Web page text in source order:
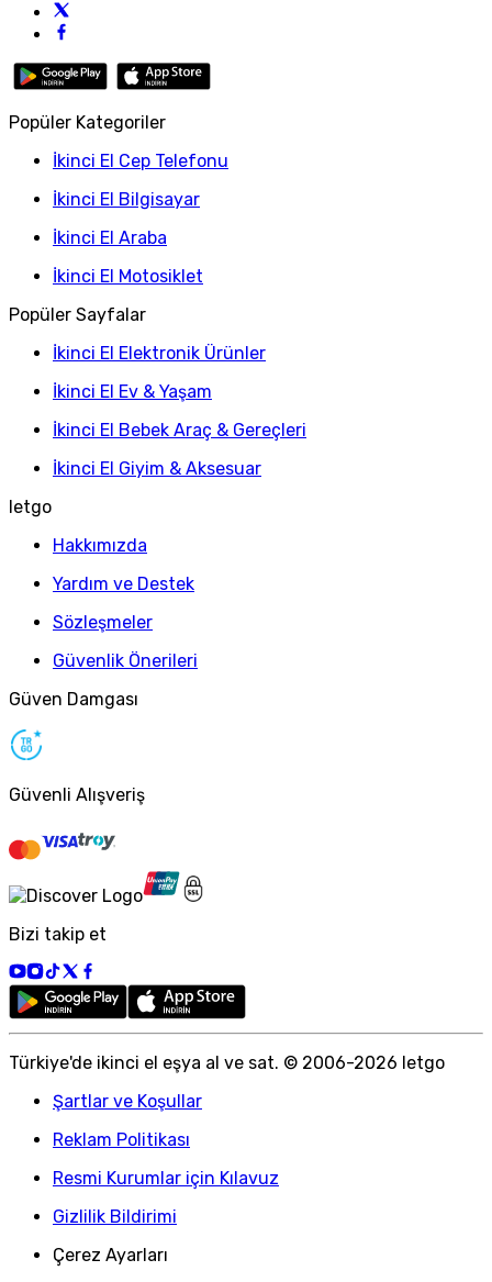
Popüler Kategoriler
İkinci El Cep Telefonu
İkinci El Bilgisayar
İkinci El Araba
İkinci El Motosiklet
Popüler Sayfalar
İkinci El Elektronik Ürünler
İkinci El Ev & Yaşam
İkinci El Bebek Araç & Gereçleri
İkinci El Giyim & Aksesuar
letgo
Hakkımızda
Yardım ve Destek
Sözleşmeler
Güvenlik Önerileri
Güven Damgası
Güvenli Alışveriş
Bizi takip et
Türkiye'de ikinci el eşya al ve sat. © 2006-2026 letgo
Şartlar ve Koşullar
Reklam Politikası
Resmi Kurumlar için Kılavuz
Gizlilik Bildirimi
Çerez Ayarları